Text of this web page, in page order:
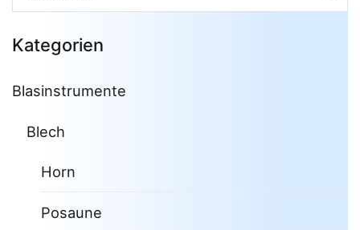
nach:
Kategorien
Blasinstrumente
Blech
Horn
Posaune